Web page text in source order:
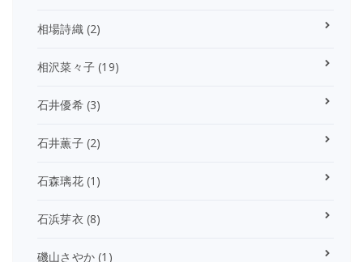
相場詩織(2)
相沢菜々子 (19)
石井優希(3)
石井薫子(2)
石森璃花(1)
石浜芽衣 (8)
磯山さやか (1)